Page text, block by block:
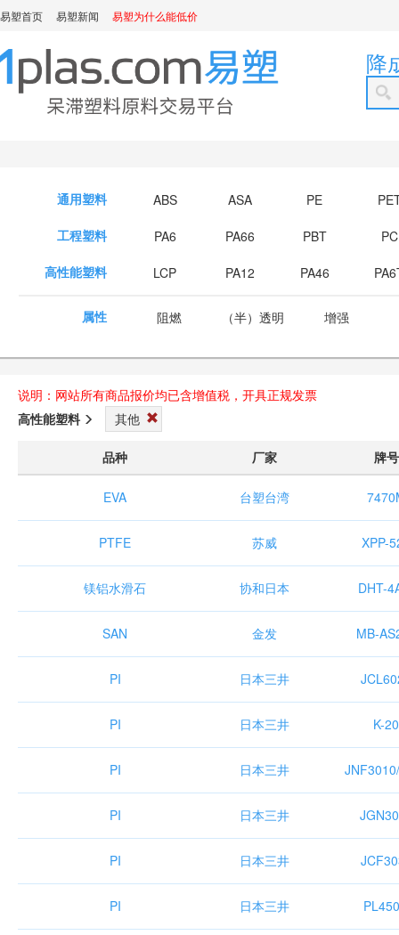
易塑首页 易塑新闻 易塑为什么能低价
降
通用塑料 ABS ASA PE
工程塑料
PA6 PA66 PBT
PC
高性能塑料
LCP PA12 PA46
属性 阻燃 （半）透明 增强
说明：网站所有商品报价均已含增值税，开具正规发票
高性能塑料
其他
品种 厂家 牌号
EVA 台塑台湾
PTFE 苏威 XPP-
镁铝水滑石 协和日本 DHT-
SAN 金发 MB-
PI 日本三井
PI 日本三井 K-20
PI 日本三井
PI 日本三井
PI 日本三井
PI 日本三井